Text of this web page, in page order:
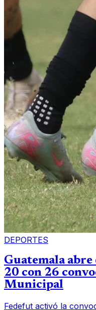
DEPORTES
Guatemala
20 con 26
Municipal
Fedefut activó la